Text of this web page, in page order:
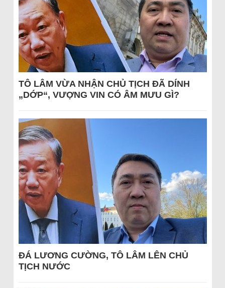
TÔ LÂM VỪA NHẬN CHỦ TỊCH ĐÃ DÍNH
„DỚP“, VƯỢNG VIN CÓ ÂM MƯU GÌ?
ĐÁ LƯƠNG CƯỜNG, TÔ LÂM LÊN CHỦ
TỊCH NƯỚC